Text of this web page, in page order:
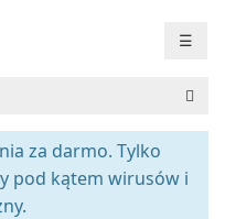
☰
za darmo. Tylko
pod kątem wirusów i